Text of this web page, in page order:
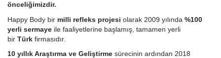
önceliğimizdir.
Happy Body bir milli refleks projesi olarak 2009 yılında %100
yerli sermaye ile faaliyetlerine başlamış, tamamen yerli
bir Türk firmasıdır.
10 yıllık Araştırma ve Geliştirme sürecinin ardından 2018